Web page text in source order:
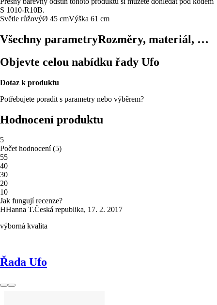
S 1010-R10B.
Světle růžovýØ 45 cmVýška 61 cm
Všechny parametryRozměry, materiál, …
Objevte celou nabídku řady Ufo
Dotaz k produktu
Potřebujete poradit s parametry nebo výběrem?
Hodnocení produktu
5
Počet hodnocení(5)
55
40
30
20
10
Jak fungují recenze?
HHanna T.Česká republika, 17. 2. 2017
výborná kvalita
Řada Ufo